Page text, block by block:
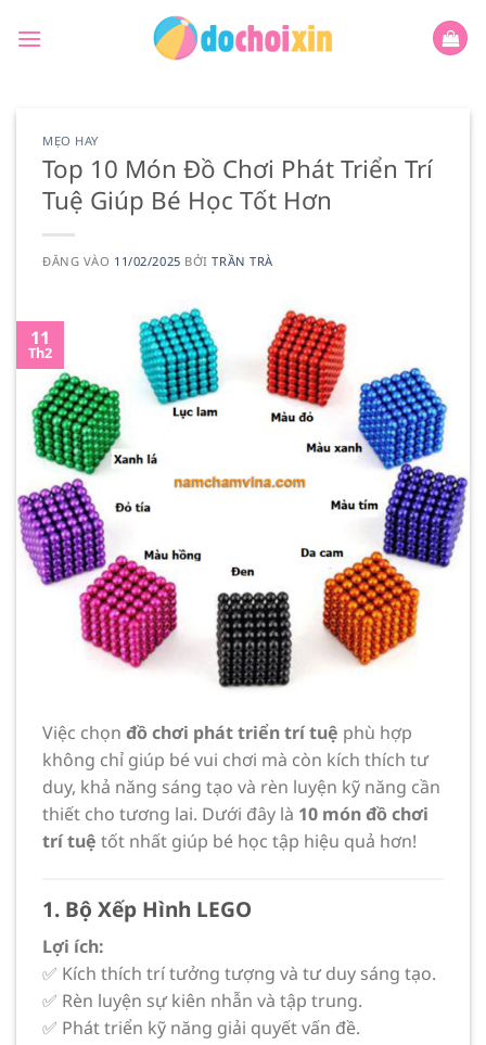
qua
MẸO HAY
Top 10 Món Đồ Chơi Phát Triển Trí
Tuệ Giúp Bé Học Tốt Hơn
ĐĂNG VÀO 11/02/2025 BỞITRẦN TRÀ
11
Th2
Việc chọn đồ chơi phát triển trí tuệ phù hợp
không chỉ giúp bé vui chơi mà còn kích thích tư
duy, khả năng sáng tạo và rèn luyện kỹ năng cần
thiết cho tương lai. Dưới đây là 10 món đồ chơi
trí tuệ tốt nhất giúp bé học tập hiệu quả hơn!
1. Bộ Xếp Hình LEGO
Lợi ích:
✅ Kích thích trí tưởng tượng và tư duy sáng tạo.
✅ Rèn luyện sự kiên nhẫn và tập trung.
✅ Phát triển kỹ năng giải quyết vấn đề.